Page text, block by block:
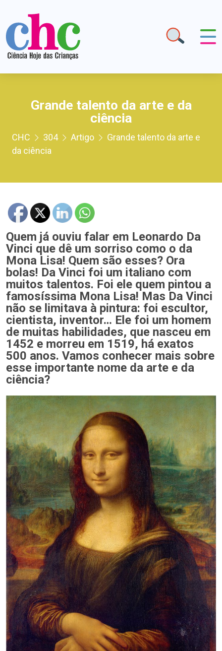
Grande talento da arte e da
ciência
CHC 304 Artigo
Grande talento da arte e
da ciência
Quem já ouviu falar em Leonardo Da
Vinci que dê um sorriso como o da
Mona Lisa! Quem são esses? Ora
bolas! Da Vinci foi um italiano com
muitos talentos. Foi ele quem pintou a
famosíssima Mona Lisa! Mas Da Vinci
não se limitava à pintura: foi escultor,
cientista, inventor… Ele foi um homem
de muitas habilidades, que nasceu em
1452 e morreu em 1519, há exatos
500 anos. Vamos conhecer mais sobre
esse importante nome da arte e da
ciência?